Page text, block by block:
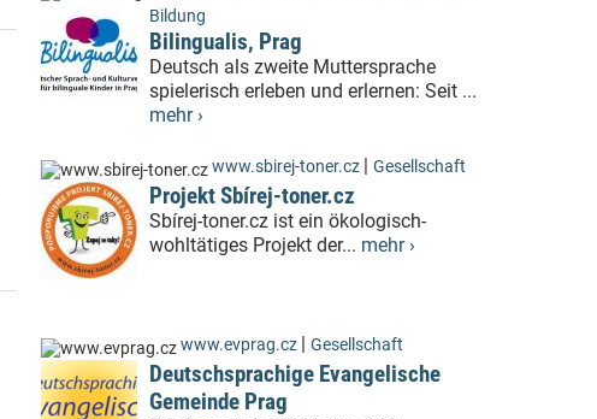
Bildung
Bilingualis, Prag
Deutsch als zweite Muttersprache
spielerisch erleben und erlernen: Seit ...
mehr ›
www.sbirej-toner.cz | Gesellschaft
Projekt Sbírej-toner.cz
Sbírej-toner.cz ist ein ökologisch-
wohltätiges Projekt der... mehr ›
www.evprag.cz | Gesellschaft
Deutschsprachige Evangelische
Gemeinde Prag